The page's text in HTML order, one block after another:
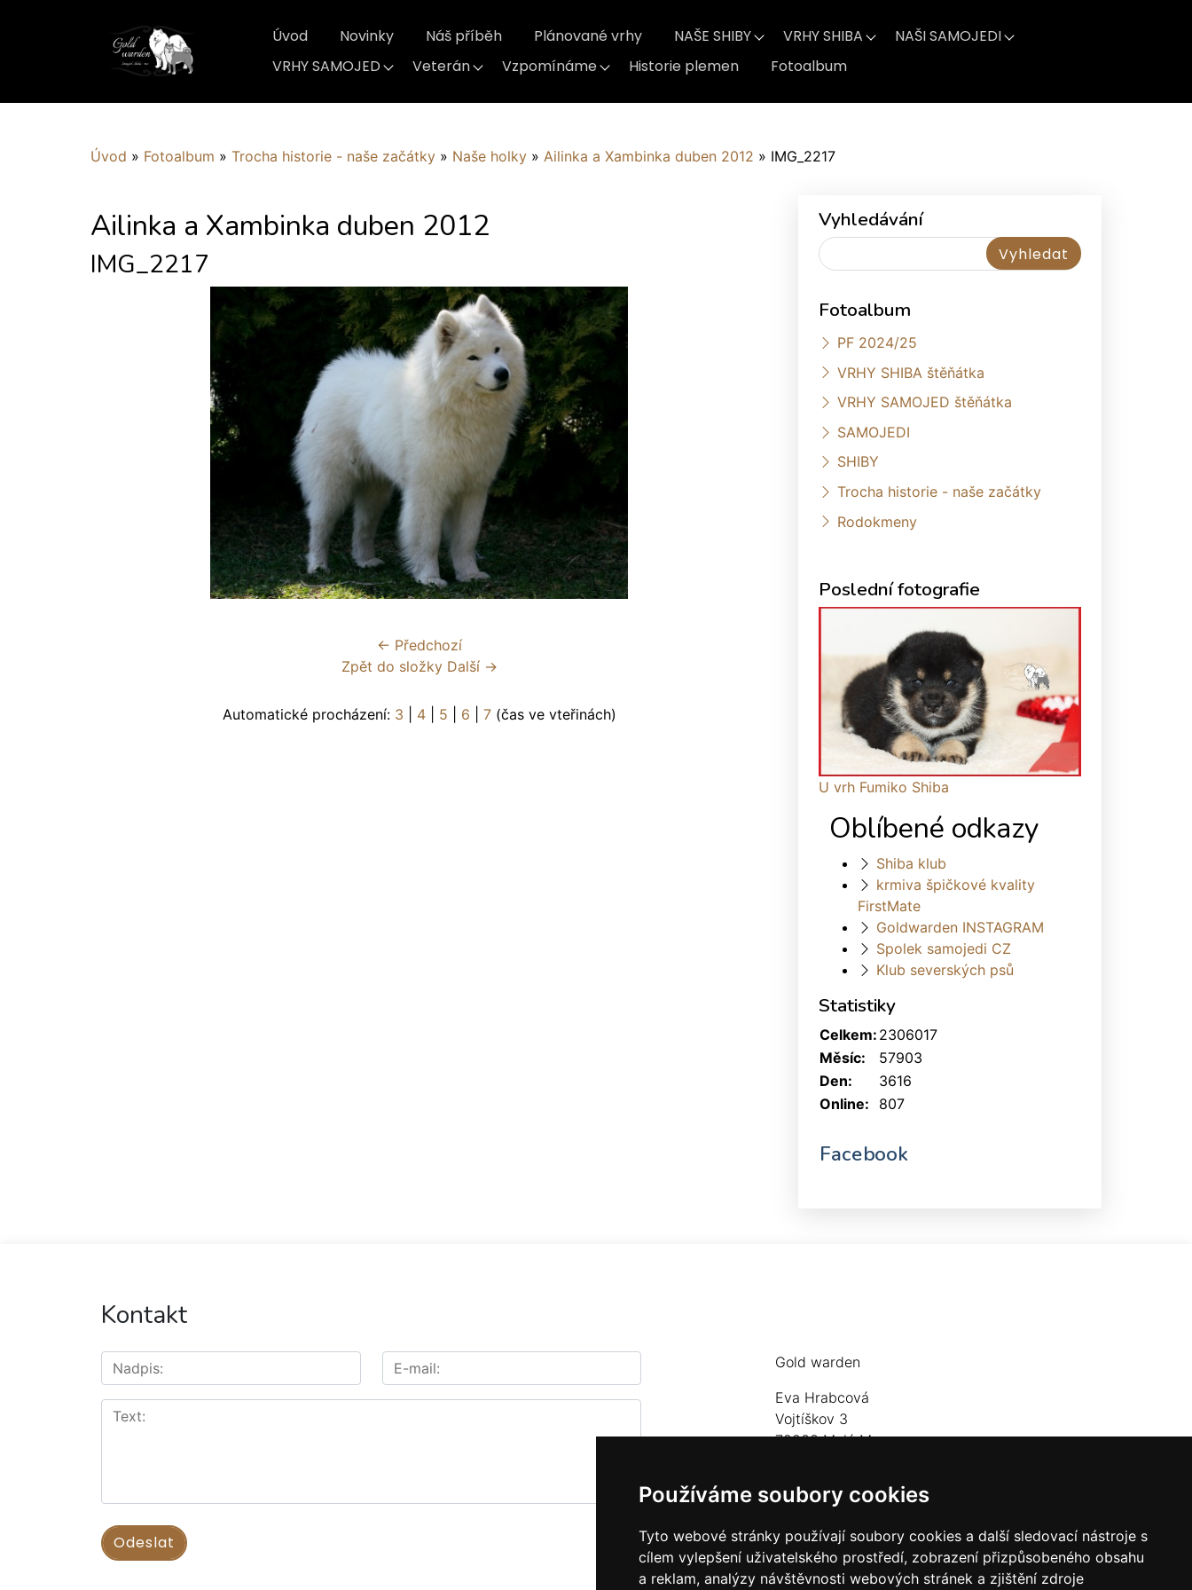
Používáme soubory cookies
Tyto webové stránky používají soubory cookies a další sledovací nástroje s
cílem vylepšení uživatelského prostředí, zobrazení přizpůsobeného obsahu
a reklam, analýzy návštěvnosti webových stránek a zjištění zdroje
Úvod Novinky Náš příběh Plánované vrhy NAŠE SHIBY VRHY SHIBA
NAŠI SAMOJEDI
VRHY SAMOJED
Veterán Vzpomínáme Historie plemen Fotoalbum
Úvod » Fotoalbum » Trocha historie - naše začátky » Naše holky » Ailinka a Xambinka duben 2012 » IMG_2217
Ailinka a Xambinka duben 2012
IMG_2217
← Předchozí
Zpět do složky Další →
Automatické procházení: 3 4| 5 6 7(čas ve vteřinách)
Vyhledávání
Fotoalbum
PF 2024/25
VRHY SHIBA štěňátka
VRHY SAMOJED štěňátka
SAMOJEDI
SHIBY
Trocha historie - naše začátky
Rodokmeny
Poslední fotografie
U vrh Fumiko Shiba
Oblíbené odkazy
Shiba klub
krmiva špičkové kvality
FirstMate
Goldwarden INSTAGRAM
Spolek samojedi CZ
Klub severských psů
Statistiky
Online: 807
Celkem: 2306017
Měsíc:
57903
Den:
3616
Facebook
Kontakt
Gold warden
Eva Hrabcová
Vojtíškov 3
78833 Malá Morava
goldwarden@gmail.com